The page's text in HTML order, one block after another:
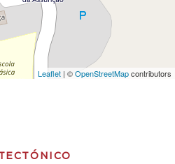
Leaflet | ©OpenStreetMapcontributors